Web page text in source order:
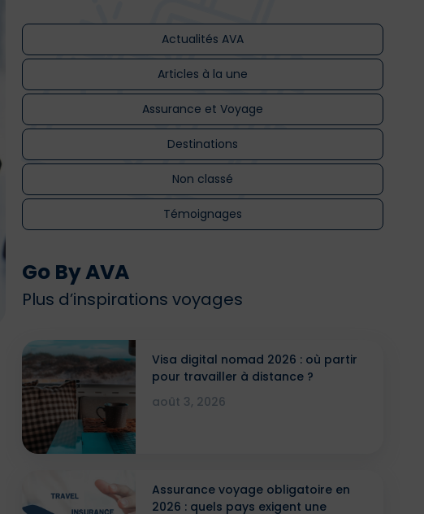
Actualités AVA
Articles à la une
Assurance et Voyage
Destinations
Non classé
Témoignages
Go By AVA
Plus d’inspirations voyages
Visa digital nomad 2026 : où partir
pour travailler à distance ?
août 3, 2026
Assurance voyage obligatoire en
2026 : quels pays exigent une